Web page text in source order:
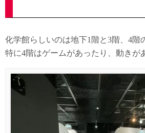
化学館らしいのは地下1階と3階、4階
特に4階はゲームがあったり、動きが